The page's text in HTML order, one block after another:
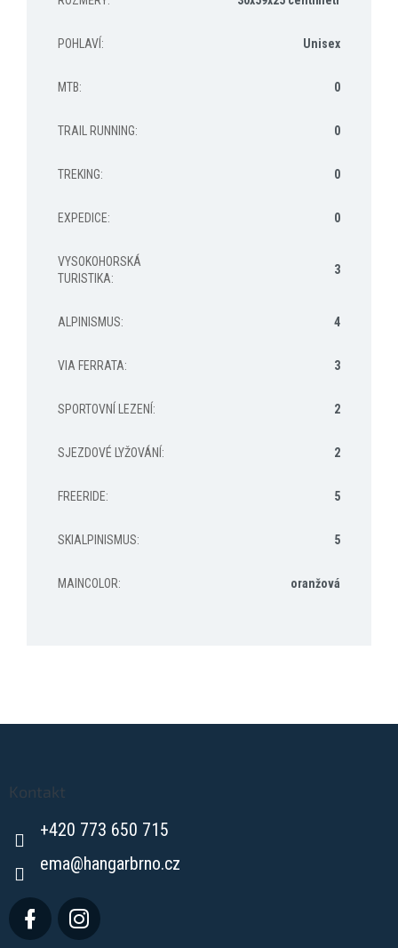
POHLAVÍ: Unisex
MTB: 0
TRAIL RUNNING: 0
TREKING: 0
EXPEDICE: 0
VYSOKOHORSKÁ
TURISTIKA:
3
ALPINISMUS: 4
VIA FERRATA: 3
SPORTOVNÍ LEZENÍ: 2
SJEZDOVÉ LYŽOVÁNÍ: 2
FREERIDE: 5
SKIALPINISMUS: 5
MAINCOLOR: oranžová
Kontakt
+420 773 650 715
ema@hangarbrno.cz